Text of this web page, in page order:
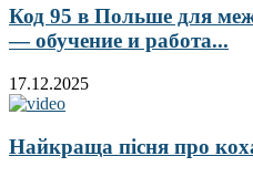
Код 95 в Польше для
— обучение и работа...
17.12.2025
Найкраща пісня про